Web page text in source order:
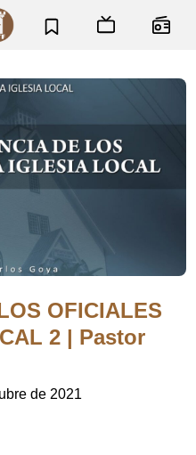
OFICIALES
2 | Pastor
de 2021